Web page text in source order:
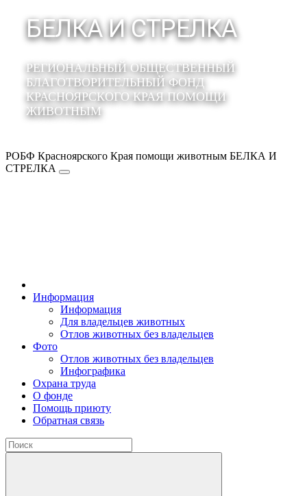
БЕЛКА И СТРЕЛКА
РЕГИОНАЛЬНЫЙ ОБЩЕСТВЕННЫЙ
БЛАГОТВОРИТЕЛЬНЫЙ ФОНД
КРАСНОЯРСКОГО КРАЯ ПОМОЩИ
ЖИВОТНЫМ
РОБФ Красноярского Края помощи животным БЕЛКА И
СТРЕЛКА
Информация
Информация
Для владельцев животных
Отлов животных без владельцев
Фото
Отлов животных без владельцев
Инфографика
Охрана труда
О фонде
Помощь приюту
Обратная связь